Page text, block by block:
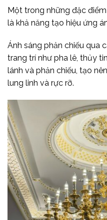
Một trong những đặc
là khả năng tạo hiệu ứng
Ánh sáng phản chiếu qua
trang trí như pha lê, thủy
lánh và phản chiếu, tạo
lung linh và rực rỡ.